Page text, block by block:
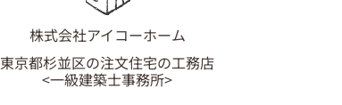
株式会社アイコーホーム
東京都杉並区の注文住宅の工務店
<一級建築士事務所>